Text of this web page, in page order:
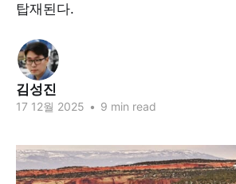
탑재된다.
김성진
17 12월 2025 • 9 min read